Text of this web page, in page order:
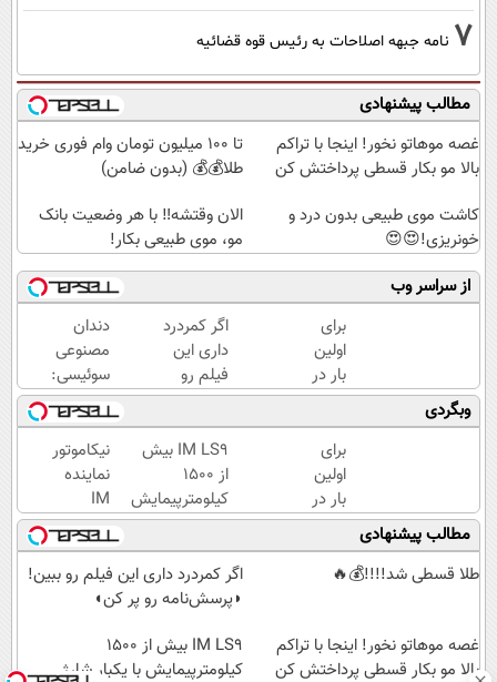
7 نامه جبهه اصلاحات به رئیس قوه قضائیه
مطالب پیشنهادی
غصه موهاتو نخور! اینجا با تراکم
بالا مو بکار قسطی پرداختش کن
تا 100 میلیون تومان وام فوری خرید
طلا💰💰 (بدون ضامن)
کاشت موی طبیعی بدون درد و
خونریزی!😍😍
الان وقتشه‼️ با هر وضعیت بانک
مو، موی طبیعی بکار!
از سراسر وب
برای
اولین
بار در
ایران
🇮🇷
این
دکتر
کرم
ترمیم
کننده
23
اگر کمردرد
داری این
فیلم رو
ببین!
◗پرسش‌نامه
رو پر کن◖
دندان
مصنوعی
سوئیسی:
جدیدترین
فناوری
اروپا،
سبک و
مقاوم |
پرداخت
قسطی
وبگردی
برای
اولین
بار در
ایران
🇮🇷
این
ترمیم
کننده
IM LS9 بیش
از 1500
کیلومترپیمایش
با یکبار شارژ
نیکاموتور
نماینده
IM
Motor و
Lynk&Co
در ایران
مطالب پیشنهادی
طلا قسطی شد!!!!💰🔥
اگر کمردرد داری این فیلم رو ببین!
◗پرسش‌نامه رو پر کن◖
غصه موهاتو نخور! اینجا با تراکم
بالا مو بکار قسطی پرداختش کن
IM LS9 بیش از 1500
کیلومترپیمایش با یکبار شارژ